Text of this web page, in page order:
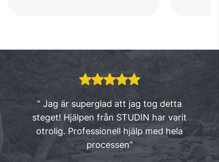
” Jag är superglad att jag tog detta
steget! Hjälpen från STUDIN har varit
otrolig. Professionell hjälp med hela
processen”